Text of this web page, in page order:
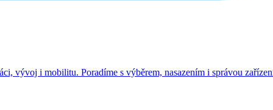
vývoj i mobilitu. Poradíme s výběrem, nasazením i správou